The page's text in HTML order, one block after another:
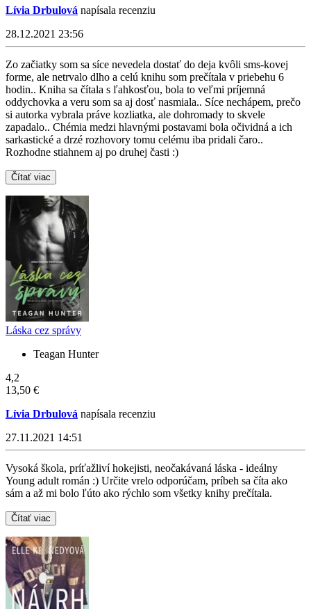
Lívia Drbulová napísala recenziu
28.12.2021 23:56
Zo začiatky som sa síce nevedela dostať do deja kvôli sms-kovej
forme, ale netrvalo dlho a celú knihu som prečítala v priebehu 6
hodin.. Kniha sa čítala s ľahkosťou, bola to veľmi príjemná
oddychovka a veru som sa aj dosť nasmiala.. Síce nechápem, prečo
si autorka vybrala práve kozliatka, ale dohromady to skvele
zapadalo.. Chémia medzi hlavnými postavami bola očividná a ich
sarkastické a drzé rozhovory tomu celému iba pridali čaro..
Rozhodne stiahnem aj po druhej časti :)
Čítať viac
Láska cez správy
Teagan Hunter
4,2
13,50 €
Lívia Drbulová napísala recenziu
27.11.2021 14:51
Vysoká škola, príťažliví hokejisti, neočakávaná láska - ideálny
Young adult román :) Určite vrelo odporúčam, príbeh sa číta ako
sám a až mi bolo ľúto ako rýchlo som všetky knihy prečítala.
Čítať viac